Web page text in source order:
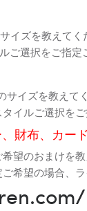
イズを教えて
選択をご指
イズを教え
イルご選択を
財布、カー
望のおまけを
希望の場合、